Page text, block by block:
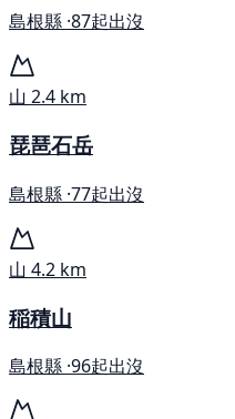
島根縣 ·87起出沒
山 2.4 km
琵琶石岳
島根縣 ·77起出沒
山 4.2 km
稲積山
島根縣 ·96起出沒